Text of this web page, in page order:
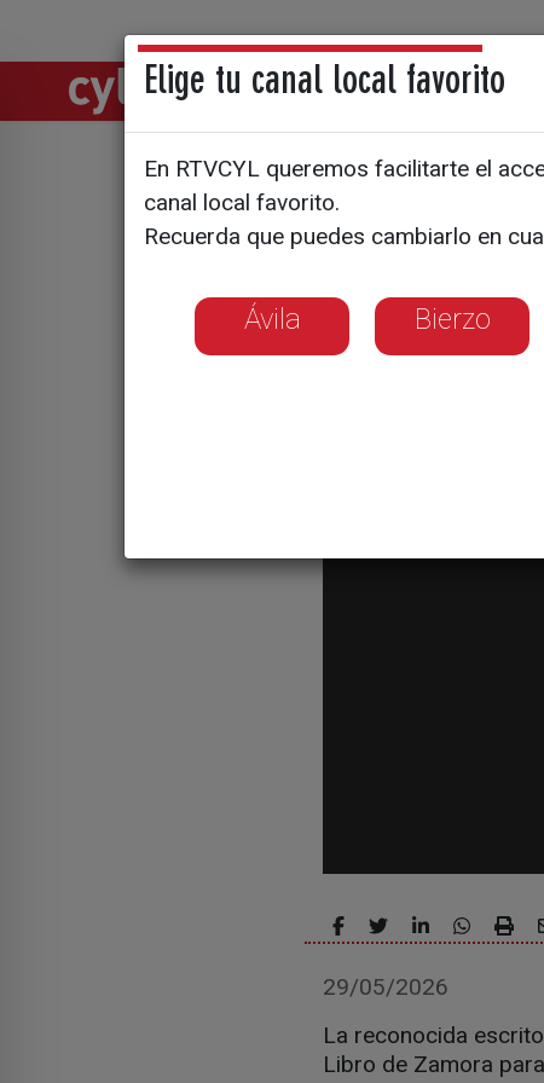
Directos
Espido
Zamora
29/05/2026
La reconocida
Libro de Zamora
Elige tu canal local favorito
En RTVCYL queremos facilitarte el
canal local favorito.
Recuerda que puedes cambiarlo en
Ávila Bierzo